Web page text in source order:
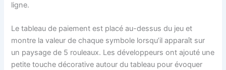
ligne.
Le tableau de paiement est placé au-dessus du jeu et
montre la valeur de chaque symbole lorsqu’il apparaît sur
un paysage de 5 rouleaux. Les développeurs ont ajouté une
petite touche décorative autour du tableau pour évoquer